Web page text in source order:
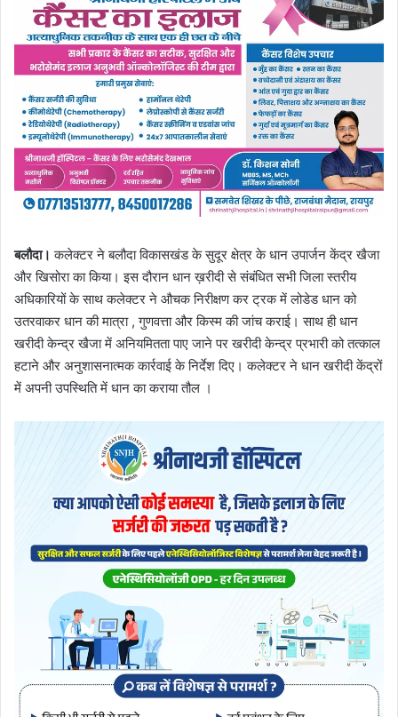
बलौदा। कलेक्टर ने बलौदा विकासखंड के सुदूर क्षेत्र के धान उपार्जन केंद्र खैजा
और खिसोरा का किया। इस दौरान धान ख़रीदी से संबंधित सभी जिला स्तरीय
अधिकारियों के साथ कलेक्टर ने औचक निरीक्षण कर ट्रक में लोडेड धान को
उतरवाकर धान की मात्रा , गुणवत्ता और किस्म की जांच कराई। साथ ही धान
खरीदी केन्द्र खैजा में अनियमितता पाए जाने पर खरीदी केन्द्र प्रभारी को तत्काल
हटाने और अनुशासनात्मक कार्रवाई के निर्देश दिए। कलेक्टर ने धान खरीदी केंद्रों
में अपनी उपस्थिति में धान का कराया तौल ।